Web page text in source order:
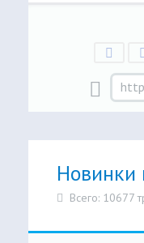
Новинки
Всего: 10677